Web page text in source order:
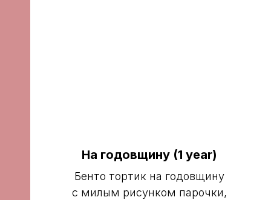
На годовщину (1 year)
Бенто тортик на годовщину
с милым рисунком парочки,